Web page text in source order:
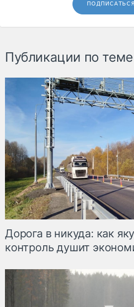
ПОДПИСАТЬСЯ
Публикации по теме
Дорога в никуда: как
контроль душит